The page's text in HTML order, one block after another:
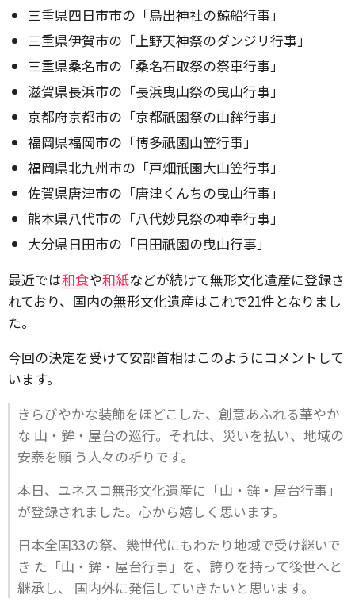
三重県四日市市の「鳥出神社の鯨船行事」
三重県伊賀市の「上野天神祭のダンジリ行事」
三重県桑名市の「桑名石取祭の祭車行事」
滋賀県長浜市の「長浜曳山祭の曳山行事」
京都府京都市の「京都祇園祭の山鉾行事」
福岡県福岡市の「博多祇園山笠行事」
福岡県北九州市の「戸畑祇園大山笠行事」
佐賀県唐津市の「唐津くんちの曳山行事」
熊本県八代市の「八代妙見祭の神幸行事」
大分県日田市の「日田祇園の曳山行事」
最近では和食や和紙などが続けて無形文化遺産に登録さ
れており、国内の無形文化遺産はこれで21件となりまし
た。
今回の決定を受けて安部首相はこのようにコメントして
います。
きらびやかな装飾をほどこした、創意あふれる華やか
な 山・鉾・屋台の巡行。それは、災いを払い、地域の
安泰を願 う人々の祈りです。
本日、ユネスコ無形文化遺産に「山・鉾・屋台行事」
が登録されました。心から嬉しく思います。
日本全国33の祭、幾世代にもわたり地域で受け継いで
き た「山・鉾・屋台行事」を、誇りを持って後世へと
継承し、 国内外に発信していきたいと思います。